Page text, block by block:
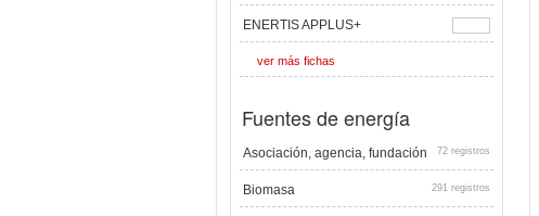
ENERTIS APPLUS+
ver más fichas
Fuentes de energía
Asociación, agencia, fundación 72 registros
Biomasa 291 registros